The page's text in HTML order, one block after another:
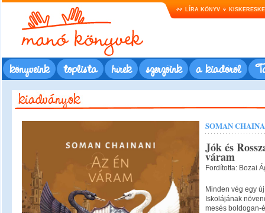
LÍRA KÖNYV
könyveink toplista hírek szerzőink a kiadóról
SOMAN
Jók és
váram
Fordította: Bozai
Minden vég egy
Iskolájának
mesés boldogan-